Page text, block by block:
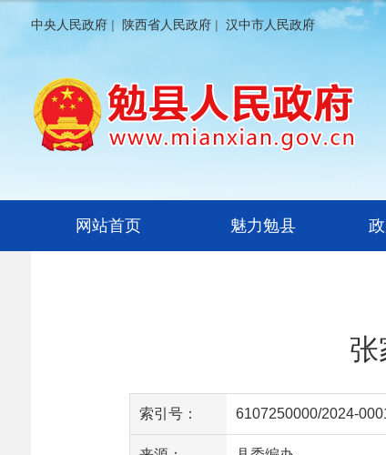
中央人民政府 | 陕西省人民政府 | 汉中市人民政府
网站首页 魅力勉县
张
索引号： 6107250000/2024-